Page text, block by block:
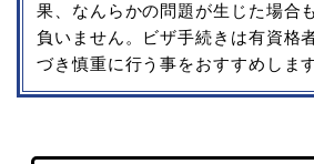
果、なんらかの問題が生じた場合
負いません。ビザ手続きは有資格
づき慎重に行う事をおすすめします